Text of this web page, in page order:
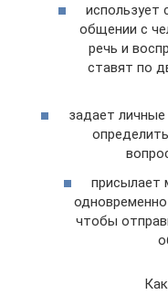
использует
общении с
речь и
ставят по
задает
присылает
чтобы